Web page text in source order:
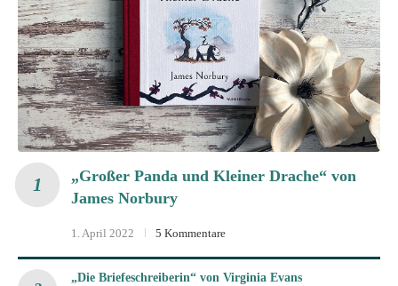
„Großer Panda und Kleiner Drache“ von
James Norbury
1. April 2022 5 Kommentare
„Die Briefeschreiberin“ von Virginia Evans